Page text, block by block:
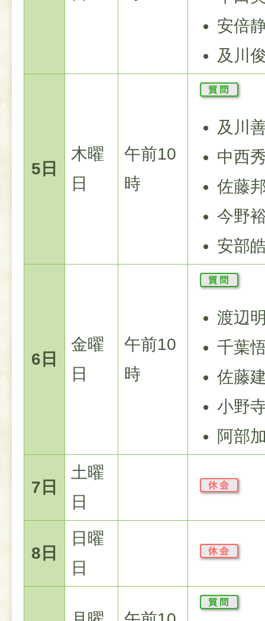
安倍
及川
5日
木曜
日
午前10
時
及川
中西
佐藤
今野
安部
6日
金曜
日
午前10
時
渡辺
千葉
佐藤
小野
阿部
7日
土曜
日
8日
日曜
日